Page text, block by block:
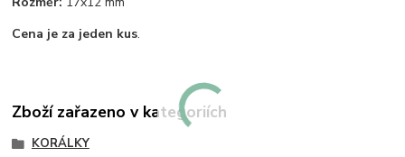
Cena je za jeden kus.
Zboží zařazeno v kategoriích
KORÁLKY